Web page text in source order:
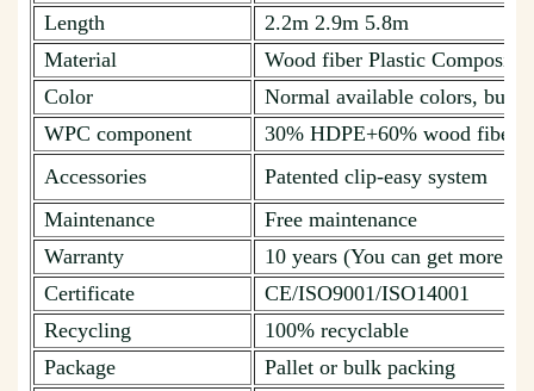
Length
2.2m 2.9m 5.8m
Material
Wood fiber Plastic Composite
Color
Normal available colors, but
WPC component
30% HDPE+60% wood fiber
Accessories
Patented clip-easy system
Maintenance
Free maintenance
Warranty
10 years (You can get more
Certificate
CE/ISO9001/ISO14001
Recycling
100% recyclable
Package
Pallet or bulk packing